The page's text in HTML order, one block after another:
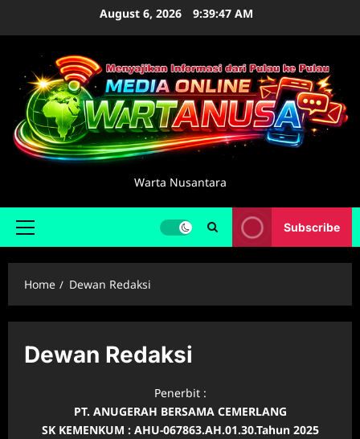
August 6, 2026 9:39:47 AM
Warta Nusantara
Primary
Subscribe
Home Dewan Redaksi
Dewan Redaksi
Penerbit :
PT. ANUGERAH BERSAMA CEMERLANG
SK KEMENKUM : AHU-067863.AH.01.30.Tahun 2025